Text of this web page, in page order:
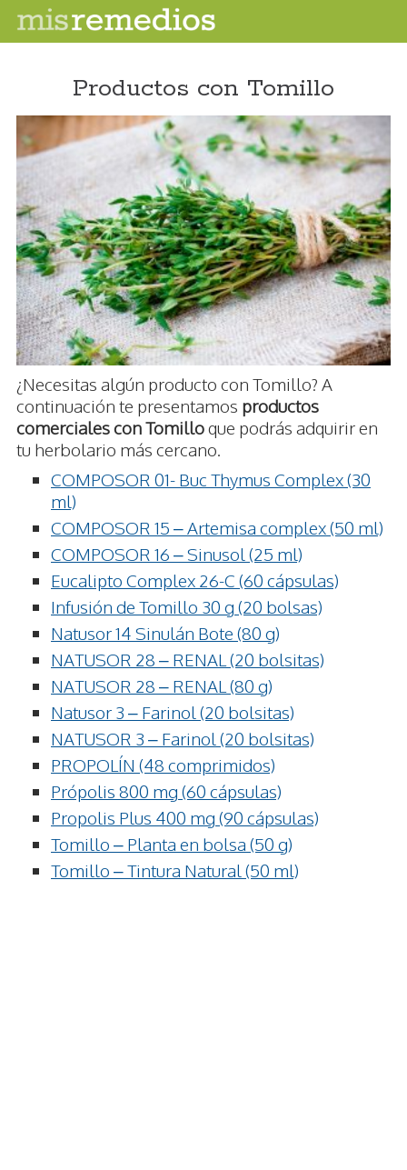
Productos con Tomillo
¿Necesitas algún producto con Tomillo? A
continuación te presentamos productos
comerciales con Tomilloque podrás adquirir en
tu herbolario más cercano.
COMPOSOR 01- Buc Thymus Complex (30
ml)
COMPOSOR 15 – Artemisa complex (50 ml)
COMPOSOR 16 – Sinusol (25 ml)
Eucalipto Complex 26-C (60 cápsulas)
Infusión de Tomillo 30 g (20 bolsas)
Natusor 14 Sinulán Bote (80 g)
NATUSOR 28 – RENAL (20 bolsitas)
NATUSOR 28 – RENAL (80 g)
Natusor 3 – Farinol (20 bolsitas)
NATUSOR 3 – Farinol (20 bolsitas)
PROPOLÍN (48 comprimidos)
Própolis 800 mg (60 cápsulas)
Propolis Plus 400 mg (90 cápsulas)
Tomillo – Planta en bolsa (50 g)
Tomillo – Tintura Natural (50 ml)